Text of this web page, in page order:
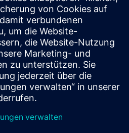
SITRAIN access subscription two
included.
webinars, you will receive first-
our experts on Siemens Industry
:A management account is
(5) subscriptions are purchased.
to have an overview of
activities and to assign courses